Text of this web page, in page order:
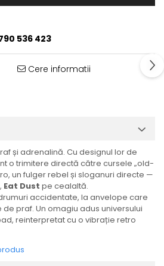
536 423
Cere informatii
și adrenalină. Cu designul lor de
o trimitere directă către cursele „old-
un fulger rebel și sloganuri directe —
Eat Dust pe cealaltă.
accidentate, la anvelope care
praf. Un omagiu adus universului
reinterpretat cu o vibrație retro